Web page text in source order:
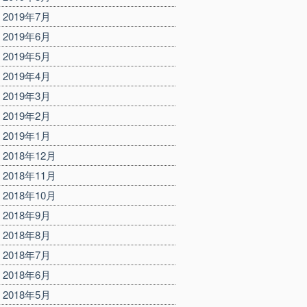
2019年7月
2019年6月
2019年5月
2019年4月
2019年3月
2019年2月
2019年1月
2018年12月
2018年11月
2018年10月
2018年9月
2018年8月
2018年7月
2018年6月
2018年5月